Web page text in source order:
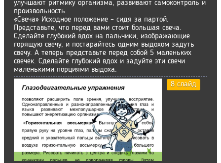
улучшают ритмику организма, развивают самоконтроль и
произвольность.
«Свеча» Исходное положение – сидя за партой.
Представьте, что перед вами стоит большая свеча.
Сделайте глубокий вдох на пальчики, изображающие
горящую свечу, и постарайтесь одним выдохом задуть
свечу. А теперь представьте перед собой 5 маленьких
свечек. Сделайте глубокий вдох и задуйте эти свечи
маленькими порциями выдоха.
8 слайд